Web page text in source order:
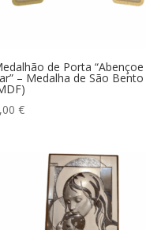
de Porta “Abençoe
– Medalha de São Bento
€